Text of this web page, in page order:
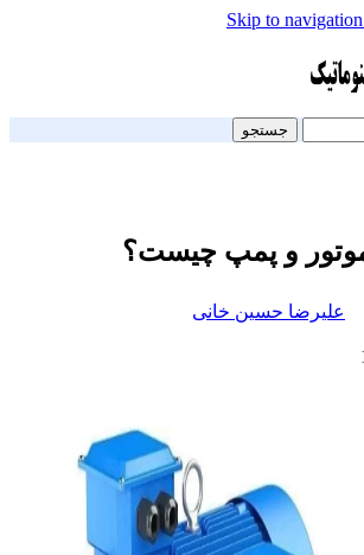
Skip to navigation
جستجو
و پمپ چیست؟
علیرضا حسین خانی